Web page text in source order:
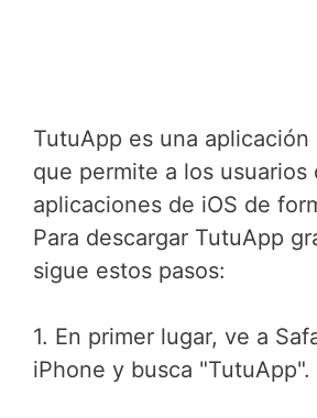
TutuApp es una
que permite a los usuarios
aplicaciones de iOS de
Para descargar TutuApp
sigue estos pasos:
1. En primer lugar, ve a
iPhone y busca "TutuApp".